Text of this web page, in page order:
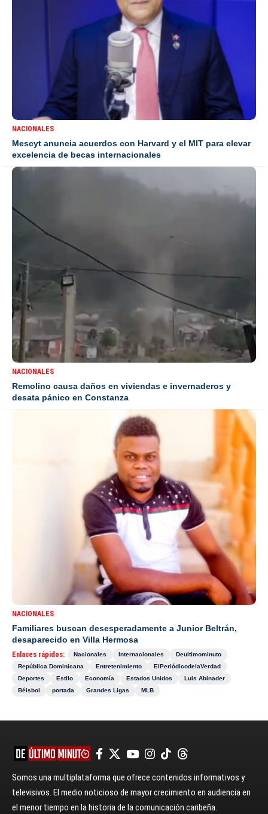
NACIONALES
Mescyt anuncia acuerdos con Harvard y el MIT para elevar
excelencia de becas internacionales
NACIONALES
Remolino causa daños en viviendas e invernaderos y
desata pánico en Constanza
NACIONALES
Familiares buscan desesperadamente a Junior Beltrán,
desaparecido en Villa Hermosa
Enlaces rápidos: Nacionales Internacionales
Deultimominuto
República Dominicana
Entretenimiento
ElPeriódicodelaVerdad
Deportes
Estilo Economía Estados Unidos
Luis Abinader
Béisbol
portada Grandes Ligas MLB
Somos una multiplataforma que ofrece contenidos informativos y
televisivos. El medio noticioso de mayor crecimiento en audiencia en
el menor tiempo en la historia de la comunicación caribeña.